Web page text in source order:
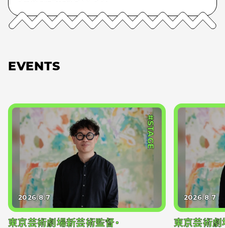
EVENTS
#STAGE
2026.8.7
東京芸術劇場新芸術監督・
2026.8.7
東京芸術劇